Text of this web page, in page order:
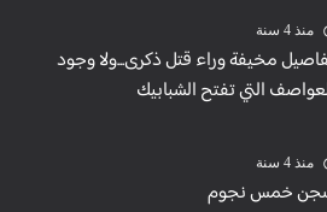
سنة
مخيفة وراء قتل ذكرى...ولا وجود
التي تفتح الشبابيك
سنة
خمس نجوم